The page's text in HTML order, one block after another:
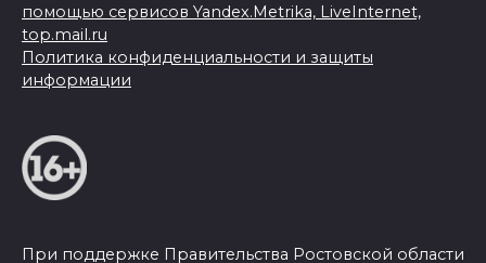
помощью сервисов Yandex.Metrika, LiveInternet,
top.mail.ru
Политика конфиденциальности и защиты
информации
При поддержке Правительства Ростовской области